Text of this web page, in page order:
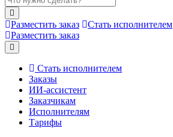
Разместить заказ
Стать исполнителем
Разместить заказ
Стать исполнителем
Заказы
ИИ-ассистент
Заказчикам
Исполнителям
Тарифы